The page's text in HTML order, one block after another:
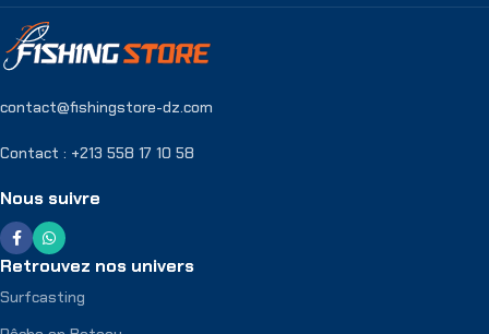
contact@fishingstore-dz.com
Contact : +213 558 17 10 58
Nous suivre
Retrouvez nos univers
Surfcasting